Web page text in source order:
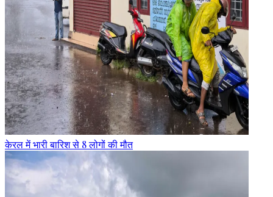
केरल में भारी बारिश से 8 लोगों की मौत